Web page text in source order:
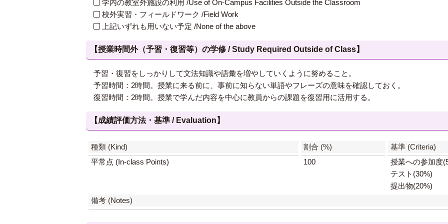
学内の教室外施設の利用 /Use of On-Campus Facilities Outside the Classroom
校外実習・フィールドワーク /Field Work
上記いずれも用いない予定 /None of the above
【授業時間外（予習・復習等）の学修 / Study Required Outside of Class】
予習・復習をしっかりして文法知識や語彙を増やしていくように努めること。
予習時間：2時間。授業に来る前に、事前に知らない単語やフレーズの意味を確認しておく。
復習時間：2時間。授業で学んだ内容を中心に教員からの課題を復習用に活用する。
【成績評価方法・基準 / Evaluation】
種類 (Kind) 割合 (%)
基準 (Criteria)
平常点 (In-class Points)
100
授業への参加度
テスト(30%)
提出物(20%)
備考 (Notes)